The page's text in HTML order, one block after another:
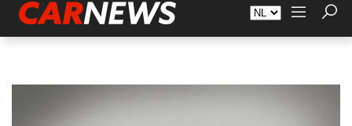
Adverteren Over Carnews.nl Contact